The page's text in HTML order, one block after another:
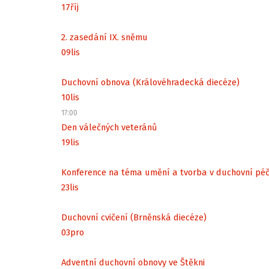
17říj
2. zasedání IX. sněmu
09lis
Duchovní obnova (Královéhradecká diecéze)
10lis
17:00
Den válečných veteránů
19lis
Konference na téma umění a tvorba v duchovní
23lis
Duchovní cvičení (Brněnská diecéze)
03pro
Adventní duchovní obnovy ve Štěkni